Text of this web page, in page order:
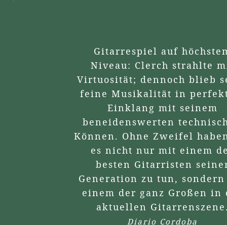
Gitarrespiel auf höchstem
Niveau: Clerch strahlte mit
Virtuosität; dennoch blieb seine
feine Musikalität in perfektem
Einklang mit seinem
beneidenswerten technischen
Können. Ohne Zweifel haben wir
es nicht nur mit einem der
besten Gitarristen seiner
Generation zu tun, sondern mit
einem der ganz Großen in der
aktuellen Gitarrenszene.
Diario Cordoba